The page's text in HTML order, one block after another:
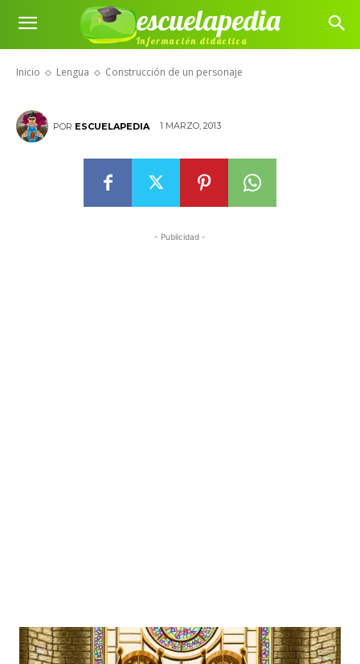
escuelapedia
Información didáctica
Inicio Lengua Construcción de un personaje
Construcción de un personaje
POR ESCUELAPEDIA 1 MARZO, 2013
- Publicidad -